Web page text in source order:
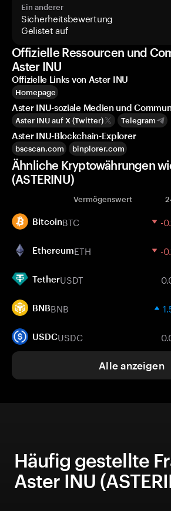
Ein anderer
Sicherheitsbewertung
Gelistet auf
Offizielle Ressourcen und
Aster INU
Offizielle Links von Aster INU
Homepage
Aster INU-soziale Medien und
Aster INU auf X (Twitter) Telegram
Aster INU-Blockchain-Explorer
bscscan.com binplorer.com
Ähnliche Kryptowährungen
(ASTERINU)
Vermögenswert
BitcoinBTC -
EthereumETH -
TetherUSDT
BNBBNB
USDCUSDC
Alle anzeigen
Häufig gestellte
Aster INU